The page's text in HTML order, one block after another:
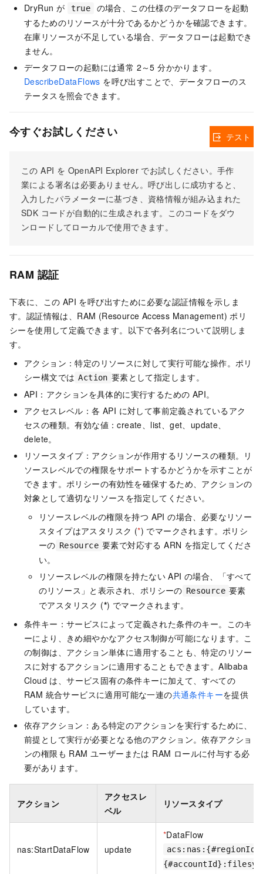
DryRun が
true
の場合、この仕様のデータフローを起動
するためのリソースが十分であるかどうかを確認できます。
在庫リソースが不足している場合、データフローは起動でき
ません。
データフローの起動には通常 2～5 分かかります。
DescribeDataFlows を呼び出すことで、データフローのス
テータスを照会できます。
今すぐお試しください
この API を OpenAPI Explorer でお試しください。手作
業による署名は必要ありません。呼び出しに成功すると、
入力したパラメーターに基づき、資格情報が組み込まれた
SDK コードが自動的に生成されます。このコードをダウ
ンロードしてローカルで使用できます。
テスト
RAM 認証
下表に、この API を呼び出すために必要な認証情報を示しま
す。認証情報は、RAM (Resource Access Management) ポリ
シーを使用して定義できます。以下で各列名について説明しま
す。
アクション：特定のリソースに対して実行可能な操作。ポリ
シー構文では Action 要素として指定します。
API：アクションを具体的に実行するための API。
アクセスレベル：各 API に対して事前定義されているアク
セスの種類。有効な値：create、list、get、update、
delete。
リソースタイプ：アクションが作用するリソースの種類。リ
ソースレベルでの権限をサポートするかどうかを示すことが
できます。ポリシーの有効性を確保するため、アクションの
対象として適切なリソースを指定してください。
リソースレベルの権限を持つ API の場合、必要なリソー
スタイプはアスタリスク (*) でマークされます。ポリシ
ーの Resource 要素で対応する ARN を指定してくださ
い。
リソースレベルの権限を持たない API の場合、「すべて
のリソース」と表示され、ポリシーの Resource 要素
でアスタリスク (*) でマークされます。
条件キー：サービスによって定義された条件のキー。このキ
ーにより、きめ細やかなアクセス制御が可能になります。こ
の制御は、アクション単体に適用することも、特定のリソー
スに対するアクションに適用することもできます。Alibaba
Cloud は、サービス固有の条件キーに加えて、すべての
RAM 統合サービスに適用可能な一連の共通条件キーを提供
しています。
依存アクション：ある特定のアクションを実行するために、
前提として実行が必要となる他のアクション。依存アクショ
ンの権限も RAM ユーザーまたは RAM ロールに付与する必
要があります。
アクション
アクセスレ
ベル
リソースタイプ
nas:StartDataFlow update
*DataFlow